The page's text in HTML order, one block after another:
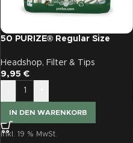
50 PURIZE® Regular Size
Headshop, Filter & Tips
9,95 €
IN DEN WARENKORB
inkl. 19 % MwSt.